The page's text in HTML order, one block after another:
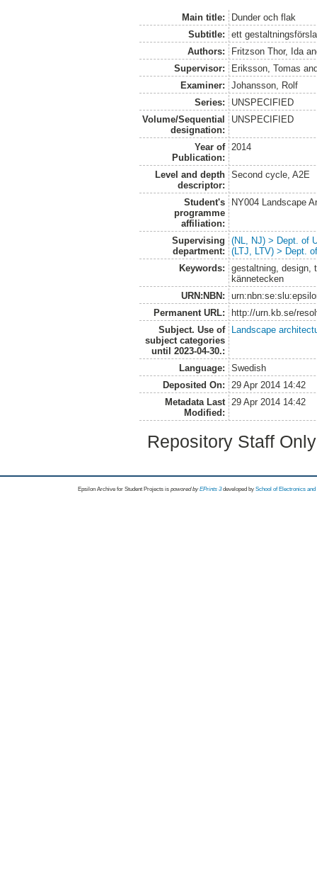
Main title:
Dunder och flak
Subtitle:
ett
Authors:
Fritzson Thor, Ida
Supervisor:
Eriksson, Tomas
Examiner:
Johansson, Rolf
Series:
UNSPECIFIED
Volume/Sequential
designation:
UNSPECIFIED
Year of
Publication:
2014
Level and depth
descriptor:
Second cycle, A2E
Student's
programme
affiliation:
NY004 Landscape
Supervising
department:
(NL, NJ) > Dept. of
(LTJ, LTV) > Dept.
Keywords:
gestaltning, design,
kännetecken
URN:NBN:
Permanent URL:
http://urn.kb.se/
Subject. Use of
subject categories
until 2023-04-30.:
Landscape
Language:
Swedish
Deposited On:
29 Apr 2014 14:42
Metadata Last
Modified:
29 Apr 2014 14:42
Repository Staff
Epsilon Archive for Student Projects is powored byEPrints 3 developed by School of Electronics